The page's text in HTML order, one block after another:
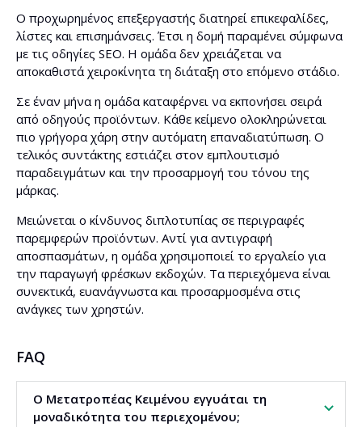
Ο προχωρημένος επεξεργαστής διατηρεί επικεφαλίδες,
λίστες και επισημάνσεις. Έτσι η δομή παραμένει σύμφωνα
με τις οδηγίες SEO. Η ομάδα δεν χρειάζεται να
αποκαθιστά χειροκίνητα τη διάταξη στο επόμενο στάδιο.
Σε έναν μήνα η ομάδα καταφέρνει να εκπονήσει σειρά
από οδηγούς προϊόντων. Κάθε κείμενο ολοκληρώνεται
πιο γρήγορα χάρη στην αυτόματη επαναδιατύπωση. Ο
τελικός συντάκτης εστιάζει στον εμπλουτισμό
παραδειγμάτων και την προσαρμογή του τόνου της
μάρκας.
Μειώνεται ο κίνδυνος διπλοτυπίας σε περιγραφές
παρεμφερών προϊόντων. Αντί για αντιγραφή
αποσπασμάτων, η ομάδα χρησιμοποιεί το εργαλείο για
την παραγωγή φρέσκων εκδοχών. Τα περιεχόμενα είναι
συνεκτικά, ευανάγνωστα και προσαρμοσμένα στις
ανάγκες των χρηστών.
FAQ
Ο Μετατροπέας Κειμένου εγγυάται τη
μοναδικότητα του περιεχομένου;